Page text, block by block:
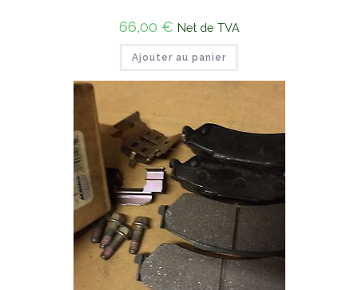
66,00 € Net de TVA
Ajouter au panier